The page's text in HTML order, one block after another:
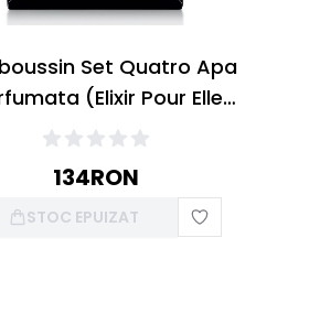
Set Quatro Apa
(Elixir Pour Elle
+ Promise Me 50ml +
50ml)
134RON
STOC EPUIZAT